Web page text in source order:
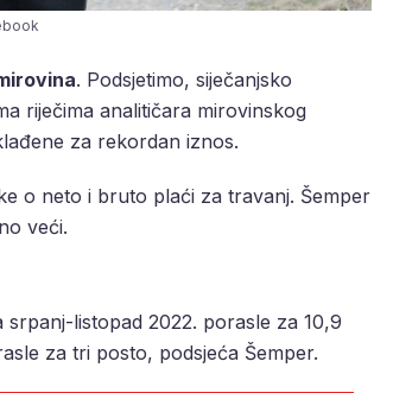
. Podsjetimo, siječanjsko
riječima analitičara mirovinskog
za rekordan iznos.
o neto i bruto plaći za travanj. Šemper
veći.
listopad 2022. porasle za 10,9
za tri posto, podsjeća Šemper.